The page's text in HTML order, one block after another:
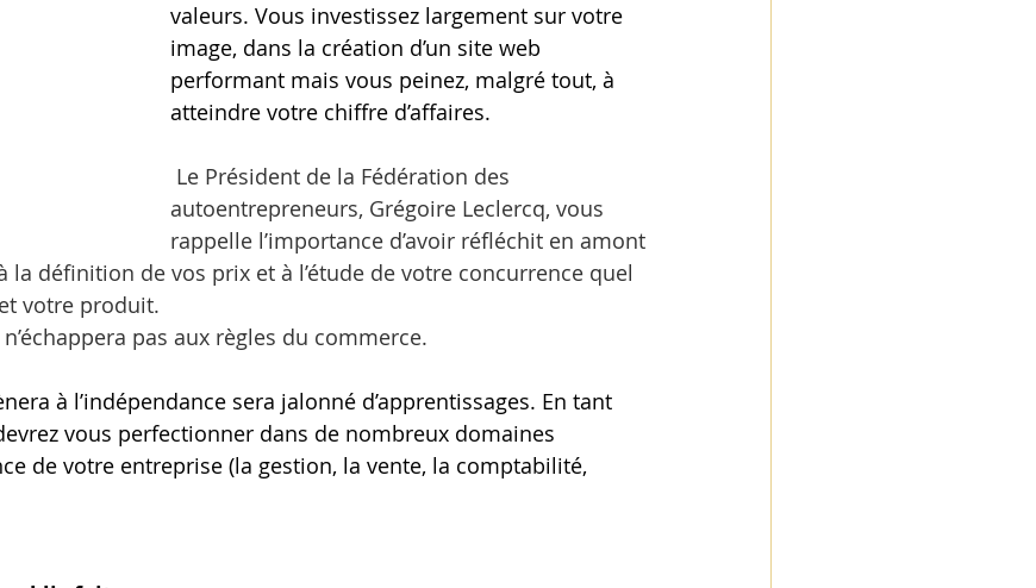
valeurs. Vous investissez largement sur votre
image, dans la création d’un site web
performant mais vous peinez, malgré tout, à
atteindre votre chiffre d’affaires.
Le Président de la Fédération des
autoentrepreneurs, Grégoire Leclercq, vous
rappelle l’importance d’avoir réfléchit en amont
la définition de vos prix et à l’étude de votre concurrence quel
votre produit.
pas aux règles du commerce.
à l’indépendance sera jalonné d’apprentissages. En tant
vous perfectionner dans de nombreux domaines
de votre entreprise (la gestion, la vente, la comptabilité,